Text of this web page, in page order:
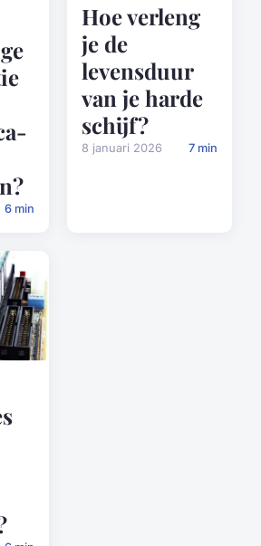
6 min
Hoe verleng
je de
levensduur
van je harde
schijf?
8 januari 2026 7 min